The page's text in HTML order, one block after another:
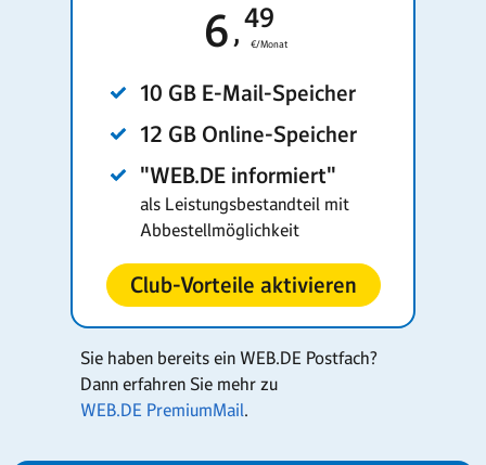
6 49
€/Monat
10 GB E-Mail-Speicher
12 GB Online-Speicher
"WEB.DE informiert"
als Leistungsbestandteil mit
Abbestellmöglichkeit
Club-Vorteile aktivieren
Sie haben bereits ein WEB.DE Postfach?
Dann erfahren Sie mehr zu
WEB.DE PremiumMail.